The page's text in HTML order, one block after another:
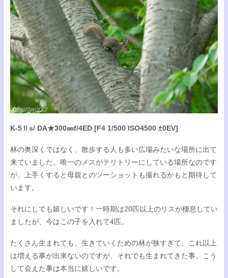
K-5Ⅱs/ DA★300㎜f/4ED [F4 1/500 ISO4500 ±0EV]
林の奥深くではなく、散歩する人も多い広場みたいな場所に出て
来ていました。唯一のメスがテリトリーにしている場所なのです
が、上手くすると母親とのツーショットも撮れるかもと期待して
います。
それにしても嬉しいです！一時期は20匹以上のリスが棲息してい
ましたが、今はこの子を入れて4匹。
たくさん生まれても、生きていくための林が狭すぎて、これ以上
は増える事が出来ないのですが、それでも生まれてきた事、こう
して会えた事は本当に嬉しいです。